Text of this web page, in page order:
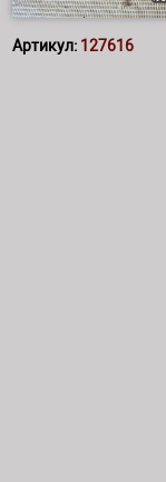
Артикул: 127616